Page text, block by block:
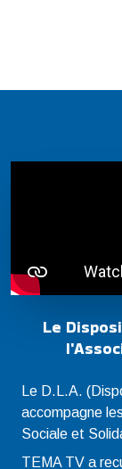
Le
Le D.L.A.
accompagne
Sociale et
TEMA TV a